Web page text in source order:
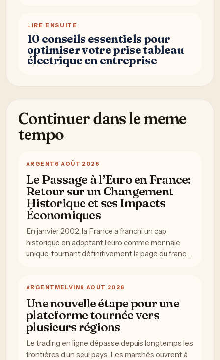
LIRE ENSUITE
10 conseils essentiels pour
optimiser votre prise tableau
électrique en entreprise
Continuer dans le meme
tempo
ARGENT 6 AOÛT 2026
Le Passage à l’Euro en France:
Retour sur un Changement
Historique et ses Impacts
Économiques
En janvier 2002, la France a franchi un cap
historique en adoptant l’euro comme monnaie
unique, tournant définitivement la page du franc…
ARGENT MELVIN6 AOÛT 2026
Une nouvelle étape pour une
plateforme tournée vers
plusieurs régions
Le trading en ligne dépasse depuis longtemps les
frontières d’un seul pays. Les marchés ouvrent à